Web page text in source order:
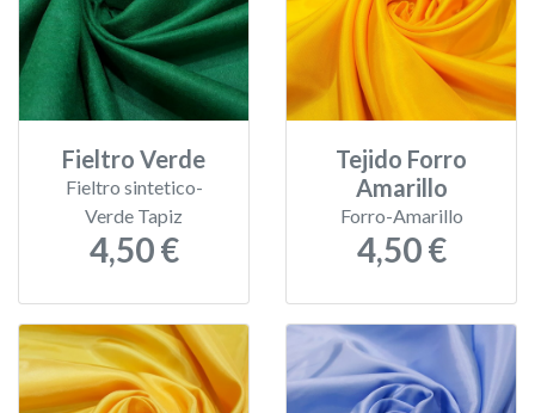
Fieltro Verde
Fieltro sintetico-
Verde Tapiz
4,50 €
Tejido Forro
Amarillo
Forro-Amarillo
4,50 €